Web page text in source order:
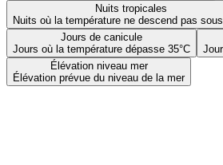
Nuits tropicales
Nuits où la température ne descend pas
Jours de canicule
Jours où la température dépasse 35°C
Élévation niveau mer
Élévation prévue du niveau de la mer